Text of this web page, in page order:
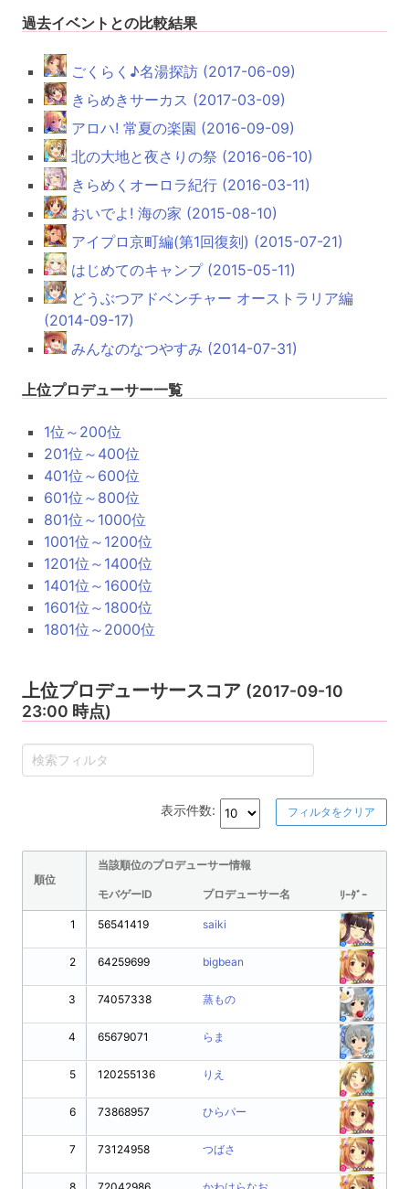
過去イベントとの比較結果
ごくらく♪名湯探訪 (2017-06-09)
きらめきサーカス (2017-03-09)
アロハ! 常夏の楽園 (2016-09-09)
北の大地と夜さりの祭 (2016-06-10)
きらめくオーロラ紀行 (2016-03-11)
おいでよ! 海の家 (2015-08-10)
アイプロ京町編(第1回復刻) (2015-07-21)
はじめてのキャンプ (2015-05-11)
どうぶつアドベンチャー オーストラリア編
(2014-09-17)
みんなのなつやすみ (2014-07-31)
上位プロデューサー一覧
1位～200位
201位～400位
401位～600位
601位～800位
801位～1000位
1001位～1200位
1201位～1400位
1401位～1600位
1601位～1800位
1801位～2000位
上位プロデューサースコア (2017-09-10
23:00 時点)
表示件数: フィルタをクリア
順位
当該順位のプロデューサー情報
モバゲーID プロデューサー名 ﾘｰﾀﾞｰ
1
2
3
4
5
6
7
56541419 saiki
64259699 bigbean
74057338 蒸もの
65679071 らま
120255136 りえ
73868957 ひらパー
73124958 つばさ